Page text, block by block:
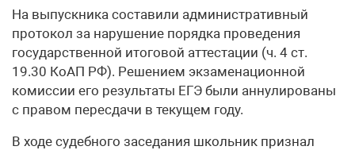
На выпускника составили административный
протокол за нарушение порядка проведения
государственной итоговой аттестации (ч. 4 ст.
19.30 КоАП РФ). Решением экзаменационной
комиссии его результаты ЕГЭ были аннулированы
с правом пересдачи в текущем году.
В ходе судебного заседания школьник признал